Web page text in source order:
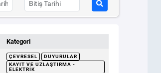
Kategori
ÇEVRESEL
DUYURULAR
KAYIT VE UZLAŞTIRMA -
ELEKTRIK